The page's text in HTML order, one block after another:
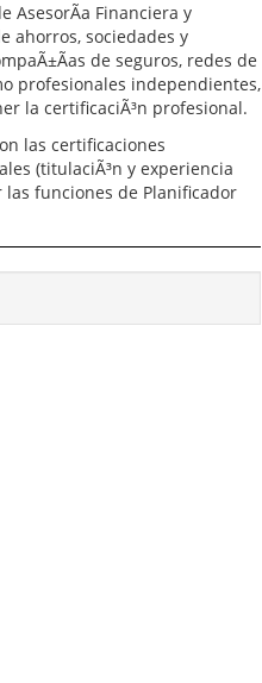
AsesorÃ­a Financiera y
ahorros, sociedades y
de seguros, redes de
profesionales independientes,
la certificaciÃ³n profesional.
las certificaciones
(titulaciÃ³n y experiencia
las funciones de Planificador